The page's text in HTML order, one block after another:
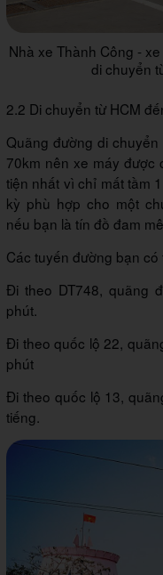
Nhà xe Thành Công -
di chuyển
2.2 Di chuyển từ HCM
Quãng đường di
70km nên xe máy được
tiện nhất vì chỉ mất tầm
kỳ phù hợp cho một
nếu bạn là tín đồ đam
Các tuyến đường bạn
Đi theo DT748, quãng
phút.
Đi theo quốc lộ 22,
phút
Đi theo quốc lộ 13,
tiếng.